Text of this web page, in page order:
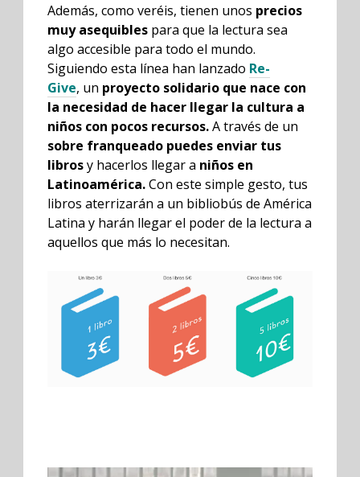
Además, como veréis, tienen unos precios
muy asequibles para que la lectura sea
algo accesible para todo el mundo.
Siguiendo esta línea han lanzado Re-
Give, un proyecto solidario que nace con
la necesidad de hacer llegar la cultura a
niños con pocos recursos.A través de un
sobre franqueado puedes enviar tus
librosy hacerlos llegar a niños en
Latinoamérica.Con este simple gesto, tus
libros aterrizarán a un bibliobús de América
Latina y harán llegar el poder de la lectura a
aquellos que más lo necesitan.